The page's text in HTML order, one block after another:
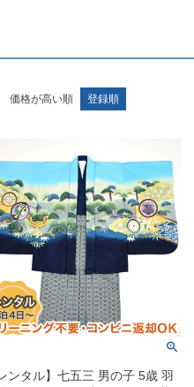
価格が高い順 登録順
ンタル】七五三 男の子 5歳 羽